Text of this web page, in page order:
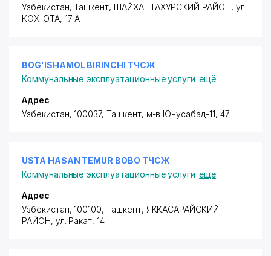
Узбекистан, Ташкент, ШАЙХАНТАХУРСКИЙ РАЙОН, ул.
КОХ-ОТА, 17 А
BOG'ISHAMOL BIRINCHI ТЧСЖ
Коммунальные эксплуатационные услуги ещё
Адрес
Узбекистан, 100037, Ташкент, м-в Юнусабад-11, 47
USTA HASAN TEMUR BOBO ТЧСЖ
Коммунальные эксплуатационные услуги ещё
Адрес
Узбекистан, 100100, Ташкент, ЯККАСАРАЙСКИЙ
РАЙОН, ул. Ракат, 14